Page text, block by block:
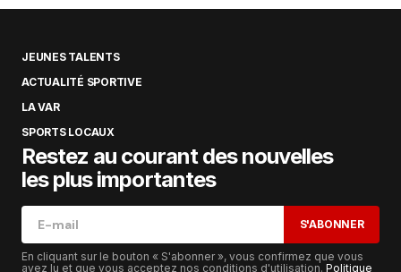
JEUNES TALENTS
ACTUALITÉ SPORTIVE
LA VAR
SPORTS LOCAUX
Restez au courant des nouvelles
les plus importantes
S'ABONNER
En cliquant sur le bouton « S'abonner », vous confirmez que vous
avez lu et que vous acceptez nos conditions d'utilisation. Politique